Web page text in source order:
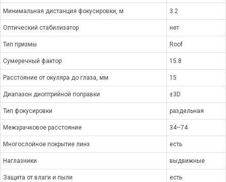
Минимальная дистанция фокусировки, м 3.2
Оптический стабилизатор нет
Тип призмы Roof
Сумеречный фактор 15.8
Расстояние от окуляра до глаза, мм 15
Диапазон диоптрийной поправки ±3D
Тип фокусировки раздельная
Межзрачковое расстояние 34–74
Многослойное покрытие линз есть
Наглазники выдвижные
Защита от влаги и пыли есть